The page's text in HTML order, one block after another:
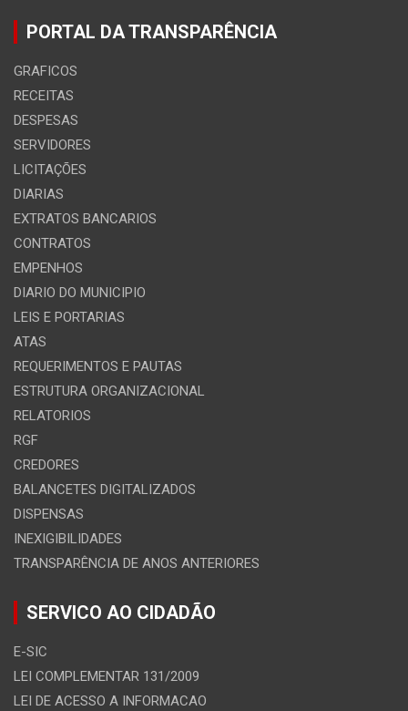
PORTAL DA TRANSPARÊNCIA
GRAFICOS
RECEITAS
DESPESAS
SERVIDORES
LICITAÇÕES
DIARIAS
EXTRATOS BANCARIOS
CONTRATOS
EMPENHOS
DIARIO DO MUNICIPIO
LEIS E PORTARIAS
ATAS
REQUERIMENTOS E PAUTAS
ESTRUTURA ORGANIZACIONAL
RELATORIOS
RGF
CREDORES
BALANCETES DIGITALIZADOS
DISPENSAS
INEXIGIBILIDADES
TRANSPARÊNCIA DE ANOS ANTERIORES
SERVICO AO CIDADÃO
E-SIC
LEI COMPLEMENTAR 131/2009
LEI DE ACESSO A INFORMACAO